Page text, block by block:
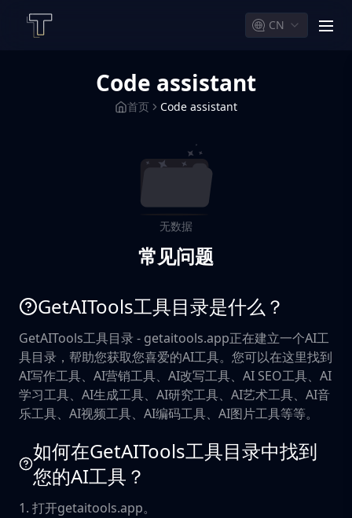
CN
Code assistant
首页 Code assistant
无数据
常见问题
GetAITools工具目录是什么？
GetAITools工具目录 - getaitools.app正在建立一个AI工
具目录，帮助您获取您喜爱的AI工具。您可以在这里找到
AI写作工具、AI营销工具、AI改写工具、AI SEO工具、AI
学习工具、AI生成工具、AI研究工具、AI艺术工具、AI音
乐工具、AI视频工具、AI编码工具、AI图片工具等等。
如何在GetAITools工具目录中找到
您的AI工具？
1. 打开getaitools.app。